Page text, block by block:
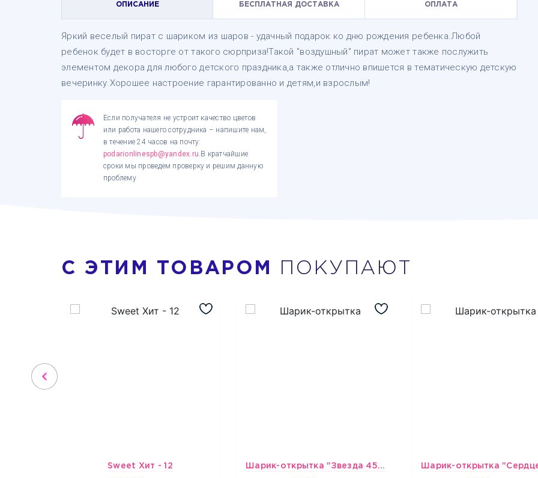
ОПИСАНИЕ БЕСПЛАТНАЯ ДОСТАВКА ОПЛАТА
Яркий веселый пират с шариком из шаров - удачный подарок ко дню рождения ребенка.Любой
ребенок будет в восторге от такого сюрприза!Такой "воздушный" пират может также послужить
элементом декора для любого детского праздника,а также отлично впишется в тематическую детскую
вечеринку.Хорошее настроение гарантированно и детям,и взрослым!
Если получателя не устроит качество цветов
или работа нашего сотрудника – напишите нам,
в течение 24 часов на почту:
podarionlinespb@yandex.ru.В кратчайшие
сроки мы проведем проверку и решим данную
проблему
С ЭТИМ ТОВАРОМ ПОКУПАЮТ
Sweet Хит - 12
3977 Шарик-открытка "Звезда 45 см" №1
493 493